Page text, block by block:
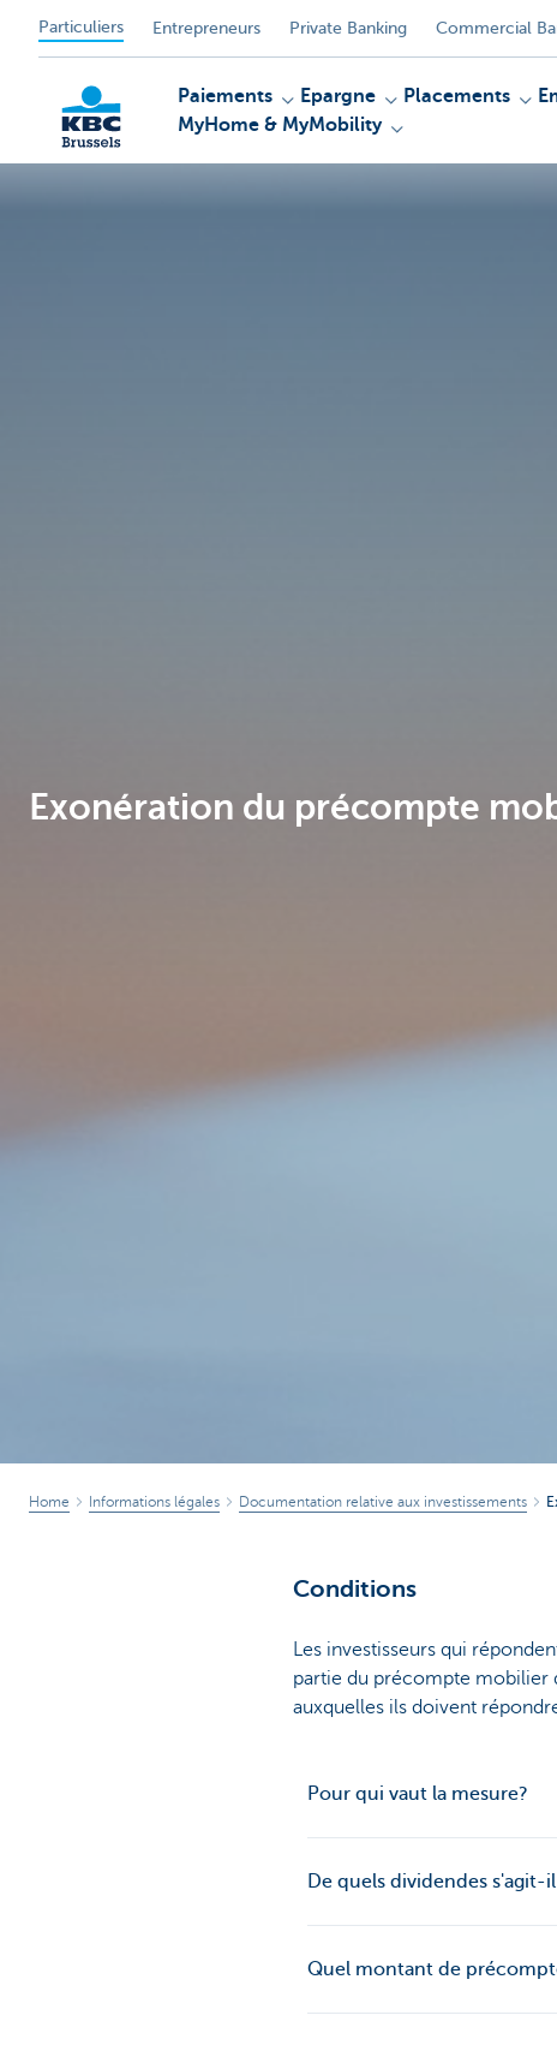
Particuliers Entrepreneurs Private Banking Commercial
Paiements Epargne Placements
MyHome & MyMobility
Exonération du précompte
Home Informations légales Documentation relative aux investissements
Conditions
Les investisseurs qui
partie du précompte mobilier
auxquelles ils doivent
Pour qui vaut la mesure?
De quels dividendes s'agit-
Quel montant de